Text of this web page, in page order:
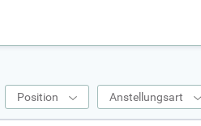
Position Anstellungsart